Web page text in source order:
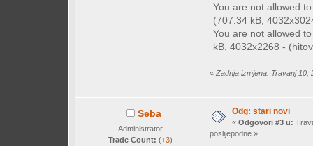
You are not allowed
(707.34 kB,
You are not allowed
kB, 4032x2268 -
« Zadnja izmjena: Travanj 10,
Seba
Administrator
Trade Count: (+3)
Odg: stari novi
« Odgovori #3 u:
poslijepodne »